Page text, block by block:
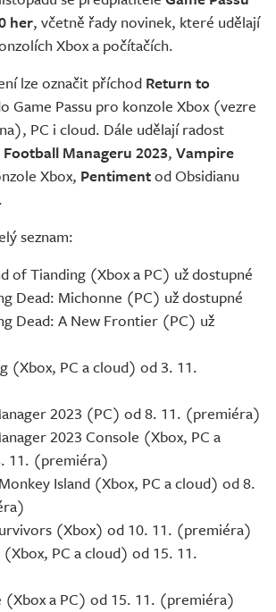
her, včetně řady novinek, které udělají
Xbox a počítačích.
lze označit příchod Return to
Game Passu pro konzole Xbox (vezre
PC i cloud. Dále udělají radost
Football Manageru 2023, Vampire
Xbox, Pentimentod Obsidianu
.
seznam:
of Tianding (Xbox a PC) už dostupné
Dead: Michonne (PC) už dostupné
Dead: A New Frontier (PC) už
(Xbox, PC a cloud) od 3. 11.
2023 (PC) od 8. 11. (premiéra)
2023 Console (Xbox, PC a
11. (premiéra)
Island (Xbox, PC a cloud) od 8.
(Xbox) od 10. 11. (premiéra)
PC a cloud) od 15. 11.
(Xbox a PC) od 15. 11. (premiéra)